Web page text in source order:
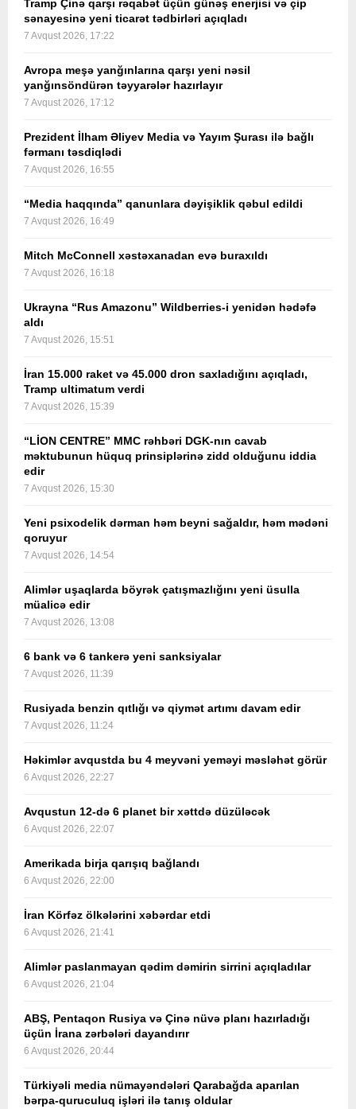
Tramp Çinə qarşı rəqabət üçün günəş enerjisi və çip
sənayesinə yeni ticarət tədbirləri açıqladı
7 Avqust 2026, 17:22
Avropa meşə yanğınlarına qarşı yeni nəsil
yanğınsöndürən təyyarələr hazırlayır
7 Avqust 2026, 17:12
Prezident İlham Əliyev Media və Yayım Şurası ilə bağlı
fərmanı təsdiqlədi
7 Avqust 2026, 16:55
“Media haqqında” qanunlara dəyişiklik qəbul edildi
7 Avqust 2026, 16:49
Mitch McConnell xəstəxanadan evə buraxıldı
7 Avqust 2026, 16:18
Ukrayna “Rus Amazonu” Wildberries-i yenidən hədəfə
aldı
7 Avqust 2026, 15:51
İran 15.000 raket və 45.000 dron saxladığını açıqladı,
Tramp ultimatum verdi
7 Avqust 2026, 15:39
“LİON CENTRE” MMC rəhbəri DGK-nın cavab
məktubunun hüquq prinsiplərinə zidd olduğunu iddia
edir
7 Avqust 2026, 15:30
Yeni psixodelik dərman həm beyni sağaldır, həm mədəni
qoruyur
7 Avqust 2026, 14:54
Alimlər uşaqlarda böyrək çatışmazlığını yeni üsulla
müalicə edir
7 Avqust 2026, 13:08
6 bank və 6 tankerə yeni sanksiyalar
7 Avqust 2026, 11:39
Rusiyada benzin qıtlığı və qiymət artımı davam edir
7 Avqust 2026, 11:24
Həkimlər avqustda bu 4 meyvəni yeməyi məsləhət görür
6 Avqust 2026, 22:27
Avqustun 12-də 6 planet bir xəttdə düzüləcək
6 Avqust 2026, 22:07
Amerikada birja qarışıq bağlandı
6 Avqust 2026, 22:00
İran Körfəz ölkələrini xəbərdar etdi
6 Avqust 2026, 21:41
Alimlər paslanmayan qədim dəmirin sirrini açıqladılar
6 Avqust 2026, 21:04
ABŞ, Pentaqon Rusiya və Çinə nüvə planı hazırladığı
üçün İrana zərbələri dayandırır
6 Avqust 2026, 20:44
Türkiyəli media nümayəndələri Qarabağda aparılan
bərpa-quruculuq işləri ilə tanış oldular